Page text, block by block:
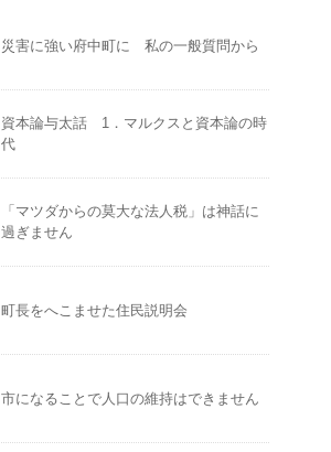
災害に強い府中町に 私の一般質問から
資本論与太話 1．マルクスと資本論の時
代
「マツダからの莫大な法人税」は神話に
過ぎません
町長をへこませた住民説明会
市になることで人口の維持はできません